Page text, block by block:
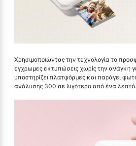
Χρησιμοποιώντας την τεχνολογία το
έγχρωμες εκτυπώσεις χωρίς την ανάγκη
υποστηρίζει πλατφόρμες και παράγει
ανάλυσης 300 σε λιγότερο από ένα λεπτό.